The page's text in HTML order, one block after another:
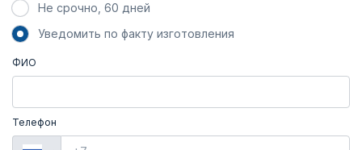
Не срочно, 60 дней
Уведомить по факту изготовления
ФИО
Телефон